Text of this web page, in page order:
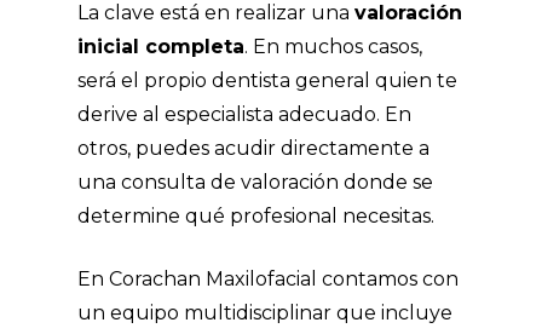
La clave está en realizar una valoración
inicial completa. En muchos casos,
será el propio dentista general quien te
derive al especialista adecuado. En
otros, puedes acudir directamente a
una consulta de valoración donde se
determine qué profesional necesitas.
En Corachan Maxilofacial contamos con
un equipo multidisciplinar que incluye